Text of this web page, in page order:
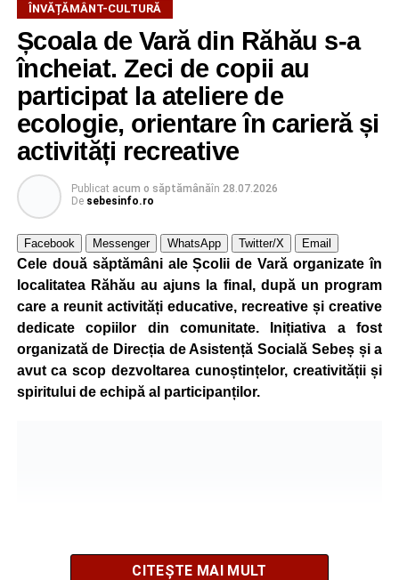
ÎNVĂȚĂMÂNT-CULTURĂ
Școala de Vară din Răhău s-a
încheiat. Zeci de copii au
participat la ateliere de
ecologie, orientare în carieră și
activități recreative
Publicat acum o săptămânăîn 28.07.2026
De sebesinfo.ro
Facebook Messenger WhatsApp Twitter/X Email
Cele două săptămâni ale Școlii de Vară organizate în
localitatea Răhău au ajuns la final, după un program
care a reunit activități educative, recreative și creative
dedicate copiilor din comunitate. Inițiativa a fost
organizată de Direcția de Asistență Socială Sebeș și a
avut ca scop dezvoltarea cunoștințelor, creativității și
spiritului de echipă al participanților.
CITEȘTE MAI MULT